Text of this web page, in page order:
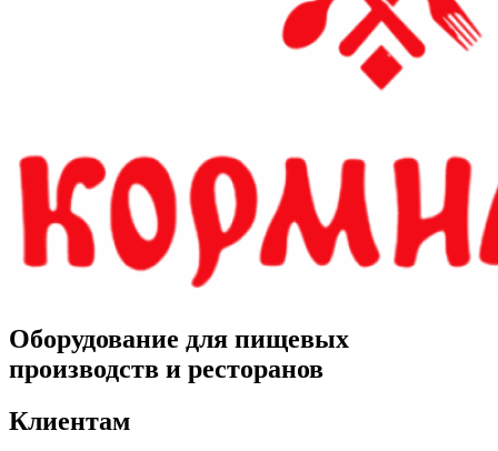
Оборудование для пищевых
производств и ресторанов
Клиентам